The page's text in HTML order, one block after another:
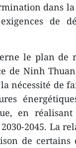
dans
de
le plan de
de Ninh
nécessité de
en
2045. La
de certains